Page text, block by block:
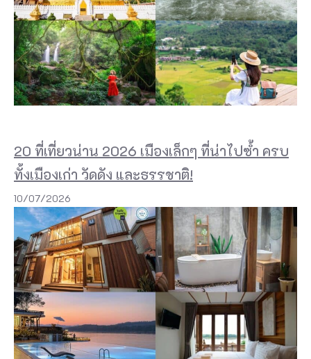
20 ที่เที่ยวน่าน 2026 เมืองเล็กๆ ที่น่าไปซ้ำ ครบ
ทั้งเมืองเก่า วัดดัง และธรรชาติ!
10/07/2026